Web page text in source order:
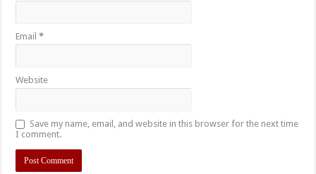
Email*
Website
Save my name, email, and website in this browser for the next time
I comment.